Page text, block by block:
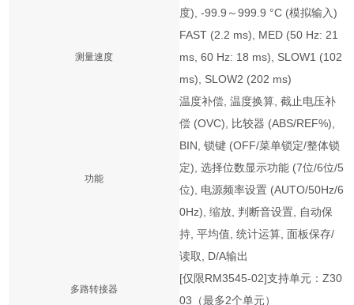
度), -99.9～999.9 °C (模拟输入)
测量速度
FAST (2.2 ms), MED (50 Hz: 21
ms, 60 Hz: 18 ms), SLOW1 (102
ms), SLOW2 (202 ms)
功能
温度补偿, 温度换算, 截止电压补
偿 (OVC), 比较器 (ABS/REF%),
BIN, 锁键 (OFF/菜单锁定/整体锁
定), 选择位数显示功能 (7位/6位/5
位), 电源频率设置 (AUTO/50Hz/6
0Hz), 缩放, 判断音设置, 自动保
持, 平均值, 统计运算, 面板保存/
读取, D/A输出
多路转接器
[仅限RM3545-02]支持单元：Z30
03（最多2个单元）